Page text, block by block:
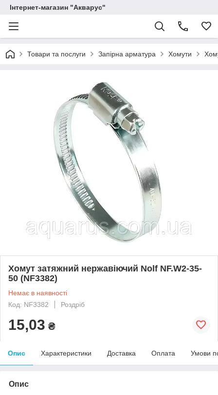
Інтернет-магазин "Акварус"
Товари та послуги Запірна арматура Хомути
Хомут затяжний нержавіючий Nolf NF.W2-35-
50 (NF3382)
Немає в наявності
Код: NF3382
Роздріб
15,03 ₴
Опис Характеристики Доставка Оплата Умови
Опис